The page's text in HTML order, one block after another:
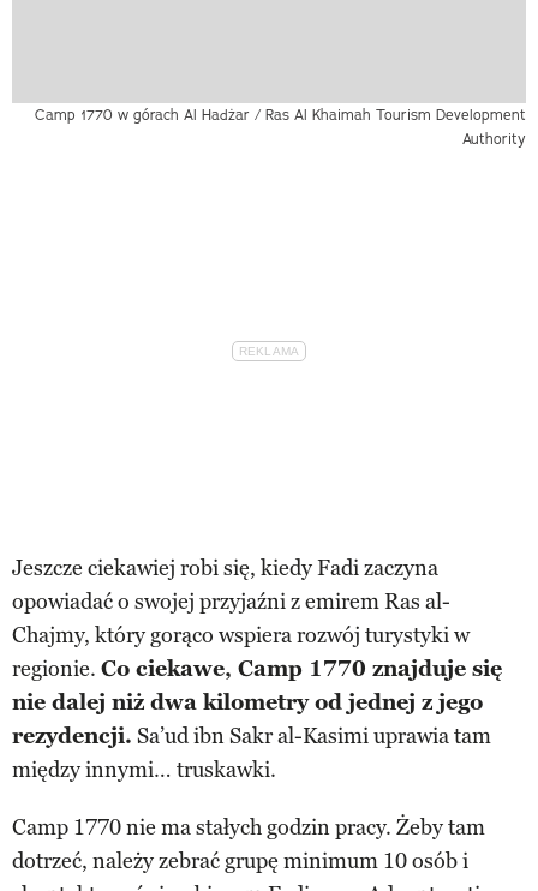
Camp 1770 w górach Al Hadżar / Ras Al Khaimah Tourism Development
Authority
Jeszcze ciekawiej robi się, kiedy Fadi zaczyna
opowiadać o swojej przyjaźni z emirem Ras al-
Chajmy, który gorąco wspiera rozwój turystyki w
regionie. Co ciekawe, Camp 1770 znajduje się
nie dalej niż dwa kilometry od jednej z jego
rezydencji. Sa’ud ibn Sakr al-Kasimi uprawia tam
między innymi… truskawki.
Camp 1770 nie ma stałych godzin pracy. Żeby tam
dotrzeć, należy zebrać grupę minimum 10 osób i